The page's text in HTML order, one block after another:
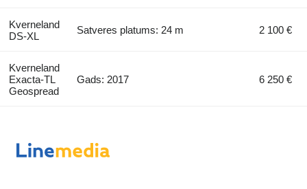
Kverneland
DS-XL
Satveres platums: 24 m 2 100 €
Kverneland
Exacta-TL
Geospread
Gads: 2017 6 250 €